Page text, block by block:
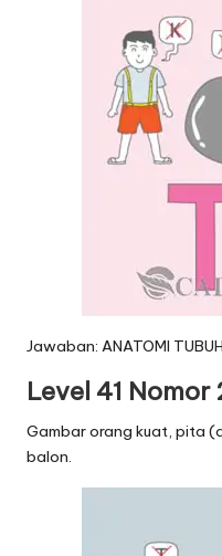
Jawaban: ANATOMI
Level 41 Nomor
Gambar orang kuat, pita
balon.